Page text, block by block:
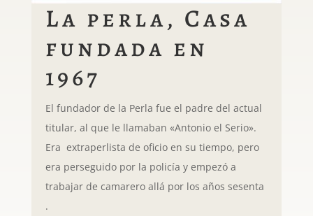
La perla, Casa
fundada en
1967
El fundador de la Perla fue el padre del actual
titular, al que le llamaban «Antonio el Serio».
Era extraperlista de oficio en su tiempo, pero
era perseguido por la policía y empezó a
trabajar de camarero allá por los años sesenta
.